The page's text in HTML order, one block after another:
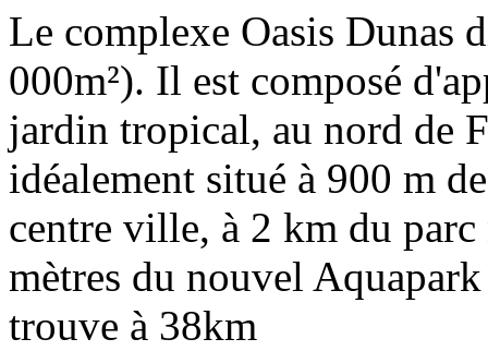
Le complexe Oasis Dunas
000m²). Il est composé
jardin tropical, au nord de
idéalement situé à 900 m
centre ville, à 2 km du
mètres du nouvel
trouve à 38km